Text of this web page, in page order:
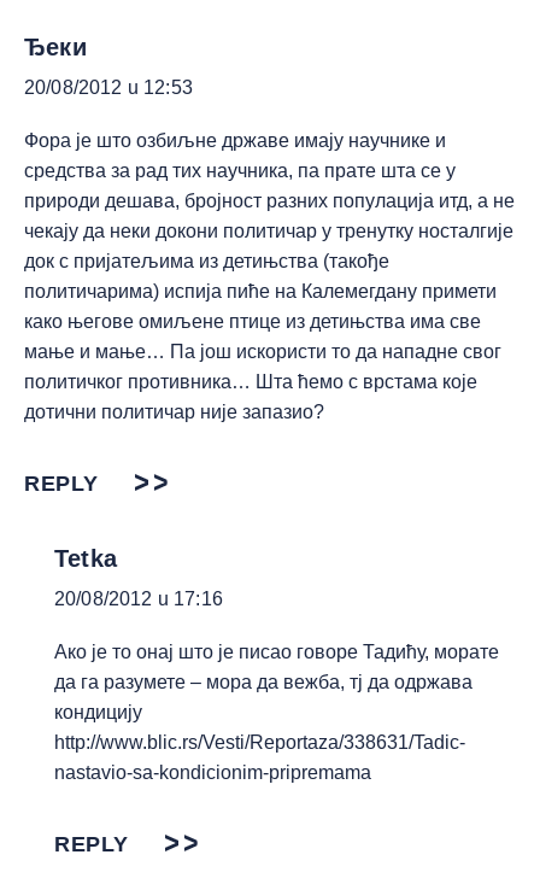
Ђеки
20/08/2012 u 12:53
Фора је што озбиљне државе имају научнике и
средства за рад тих научника, па прате шта се у
природи дешава, бројност разних популација итд, а не
чекају да неки докони политичар у тренутку носталгије
док с пријатељима из детињства (такође
политичарима) испија пиће на Калемегдану примети
како његове омиљене птице из детињства има све
мање и мање… Па још искористи то да нападне свог
политичког противника… Шта ћемо с врстама које
дотични политичар није запазио?
REPLY
Tetka
20/08/2012 u 17:16
Ако је то онај што је писао говоре Тадићу, морате
да га разумете – мора да вежба, тј да одржава
кондицију
http://www.blic.rs/Vesti/Reportaza/338631/Tadic-
nastavio-sa-kondicionim-pripremama
REPLY